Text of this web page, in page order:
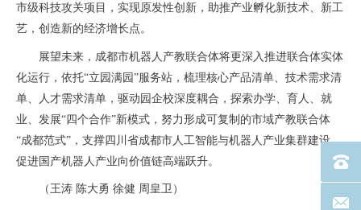
市级科技攻关项目，实现原发性创新，助推产业孵化新技术、新工
艺，创造新的经济增长点。
展望未来，成都市机器人产教联合体将更深入推进联合体实体
化运行，依托“立园满园”服务站，梳理核心产品清单、技术需求清
单、人才需求清单，驱动园企校深度耦合，探索办学、育人、就
业、发展“四个合作”新模式，努力形成可复制的市域产教联合体
“成都范式”，支撑四川省成都市人工智能与机器人产业集群建设，
促进国产机器人产业向价值链高端跃升。
（王涛 陈大勇 徐健 周皇卫）
电话
联系